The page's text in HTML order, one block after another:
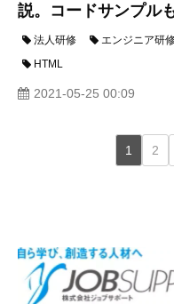
説。コードサンプル
法人研修 エンジニア研
HTML
2021-05-25 00:09
1 2